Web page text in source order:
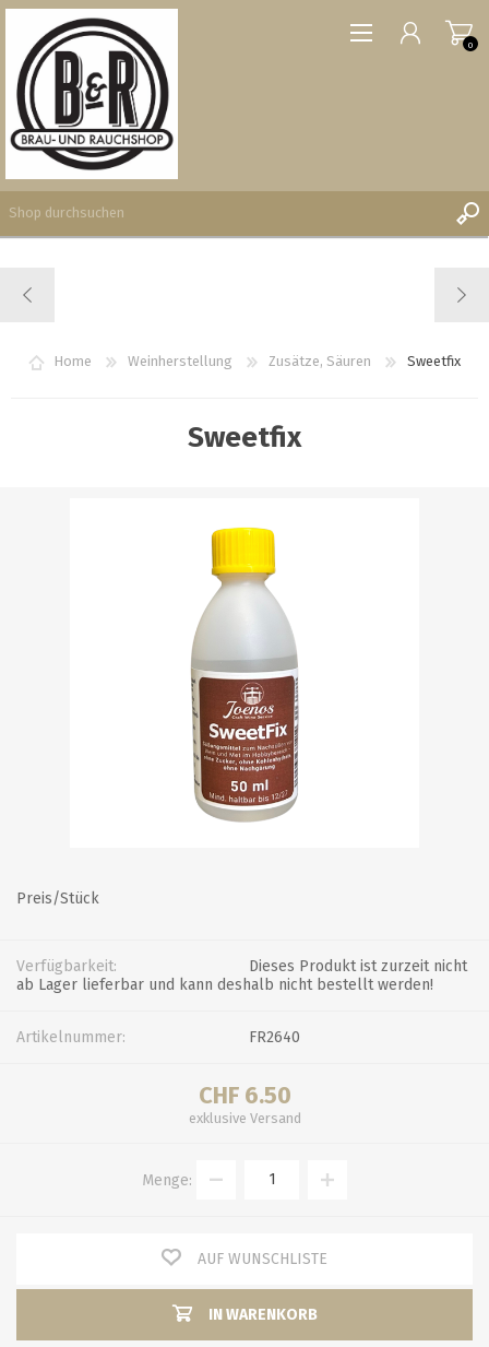
WUNSCHLISTE
0
0
Home Weinherstellung Zusätze, Säuren Sweetfix
Sweetfix
Preis/Stück
Verfügbarkeit:
Dieses Produkt ist zurzeit nicht
ab Lager lieferbar und kann deshalb nicht bestellt werden!
Artikelnummer: FR2640
CHF 6.50
exklusive Versand
Menge:
AUF WUNSCHLISTE
IN WARENKORB